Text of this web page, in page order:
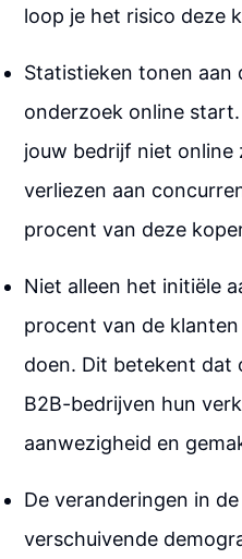
loop je het risico deze
Statistieken tonen aan
onderzoek online
jouw bedrijf niet online
verliezen aan
procent van deze
Niet alleen het initiële
procent van de
doen. Dit betekent dat
B2B-bedrijven hun
aanwezigheid en
De veranderingen in
verschuivende